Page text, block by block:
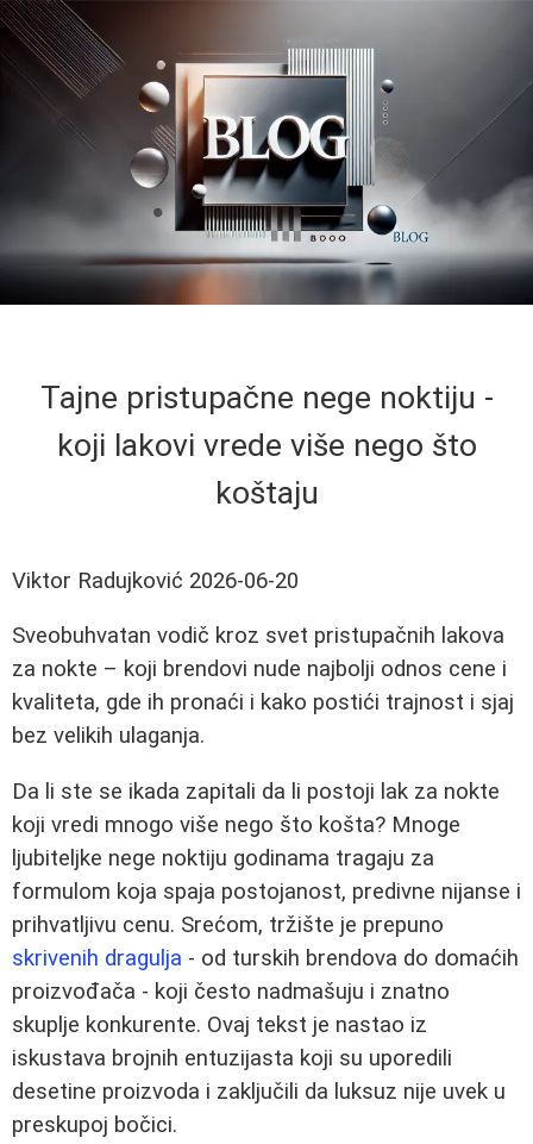
Tajne pristupačne nege noktiju -
koji lakovi vrede više nego što
koštaju
Viktor Radujković 2026-06-20
Sveobuhvatan vodič kroz svet pristupačnih lakova
za nokte – koji brendovi nude najbolji odnos cene i
kvaliteta, gde ih pronaći i kako postići trajnost i sjaj
bez velikih ulaganja.
Da li ste se ikada zapitali da li postoji lak za nokte
koji vredi mnogo više nego što košta? Mnoge
ljubiteljke nege noktiju godinama tragaju za
formulom koja spaja postojanost, predivne nijanse i
prihvatljivu cenu. Srećom, tržište je prepuno
skrivenih dragulja - od turskih brendova do domaćih
proizvođača - koji često nadmašuju i znatno
skuplje konkurente. Ovaj tekst je nastao iz
iskustava brojnih entuzijasta koji su uporedili
desetine proizvoda i zaključili da luksuz nije uvek u
preskupoj bočici.